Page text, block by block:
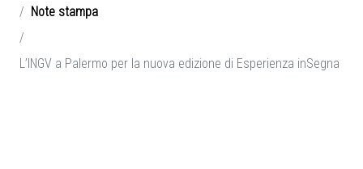
Note stampa
L’INGV a Palermo per la nuova edizione di Esperienza inSegna